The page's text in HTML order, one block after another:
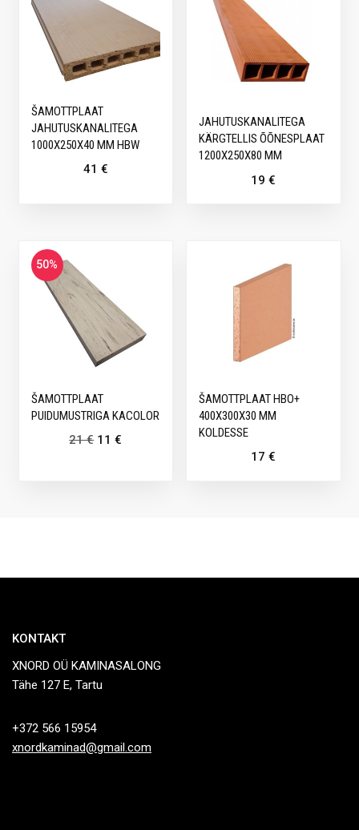
ŠAMOTTPLAAT
JAHUTUSKANALITEGA
1000X250X40 MM HBW
41 €
JAHUTUSKANALITEGA
KÄRGTELLIS ÕÕNESPLAAT
1200X250X80 MM
19€
50%
ŠAMOTTPLAAT
PUIDUMUSTRIGA KACOLOR
21€ 11€
ŠAMOTTPLAAT HBO+
400X300X30 MM
KOLDESSE
17€
KONTAKT
XNORD OÜ KAMINASALONG
Tähe 127 E, Tartu
+372 566 15954
xnordkaminad@gmail.com